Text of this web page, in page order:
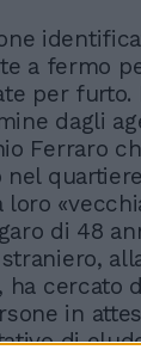
a fermo
per furto.
dagli
Ferraro
loro
di 48
ha cercato
in
di